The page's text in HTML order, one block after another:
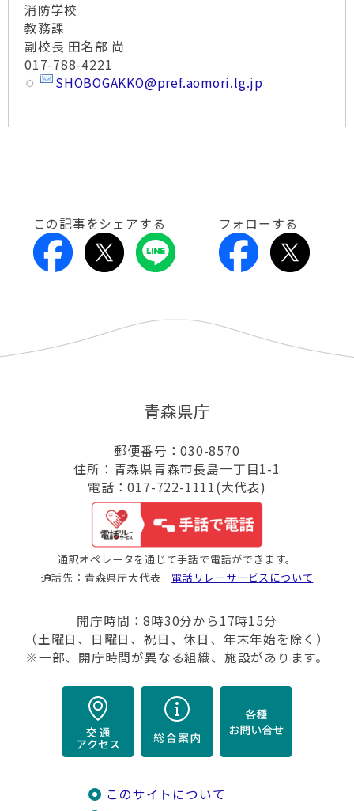
消防学校
教務課
副校長 田名部 尚
017-788-4221
SHOBOGAKKO@pref.aomori.lg.jp
この記事をシェアする フォローする
青森県庁
郵便番号：030-8570
住所：青森県青森市長島一丁目1-1
電話：017-722-1111(大代表)
通訳オペレータを通じて手話で電話ができます。
通話先：青森県庁大代表 電話リレーサービスについて
開庁時間：8時30分から17時15分
（土曜日、日曜日、祝日、休日、年末年始を除く）
※一部、開庁時間が異なる組織、施設があります。
このサイトについて